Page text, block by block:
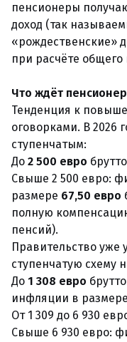
пенсионеры
доход (так
«рождественские»
при расчёте общего
Что ждёт
Тенденция к
оговорками. В 2026
ступенчатым:
До 2 500 евро
Свыше 2 500 евро:
размере 67,50 евро
полную
пенсий).
Правительство уже
ступенчатую схему
До 1 308 евро
инфляции в размере
От 1 309 до 6 930
Свыше 6 930 евро: